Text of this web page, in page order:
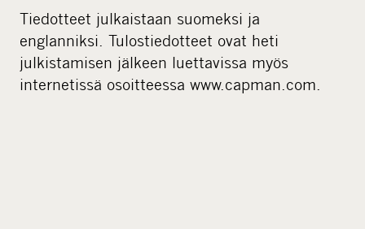
Tiedotteet julkaistaan suomeksi ja
englanniksi. Tulostiedotteet ovat heti
julkistamisen jälkeen luettavissa myös
internetissä osoitteessa www.capman.com.